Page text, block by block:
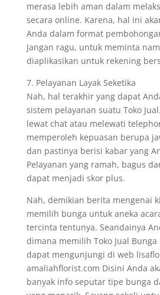
merasa lebih aman dalam
secara online. Karena, hal ini
Anda dalam format
Jangan ragu, untuk meminta
diaplikasikan untuk rekening
7. Pelayanan Layak Seketika
Nah, hal terakhir yang dapat
sistem pelayanan suatu Toko
lewat chat atau melewati
memperoleh kepuasan berupa
dan pastinya berisi kabar yang
Pelayanan yang ramah, bagus
dapat menjadi skor plus.
Nah, demikian berita mengenai
memilih bunga untuk aneka
tercinta tentunya. Seandainya
dimana memilih Toko Jual
dapat mengunjungi di web
amaliahflorist.com Disini Anda
banyak info seputar tipe bunga